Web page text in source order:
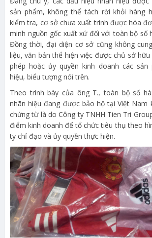
sản phẩm, không thể tách rời khỏi hàng
kiểm tra, cơ sở chưa xuất trình được hóa
minh nguồn gốc xuất xứ đối với toàn bộ số
Đồng thời, đại diện cơ sở cũng không
liệu, văn bản thể hiện việc được chủ sở hữu
phép hoặc ủy quyền kinh doanh các sản
hiệu, biểu tượng nói trên.
Theo trình bày của ông T., toàn bộ số
nhãn hiệu đang được bảo hộ tại Việt Nam
chứng từ là do Công ty TNHH Tien Tri
điểm kinh doanh để tổ chức tiêu thụ theo
ty chỉ đạo và ủy quyền thực hiện.